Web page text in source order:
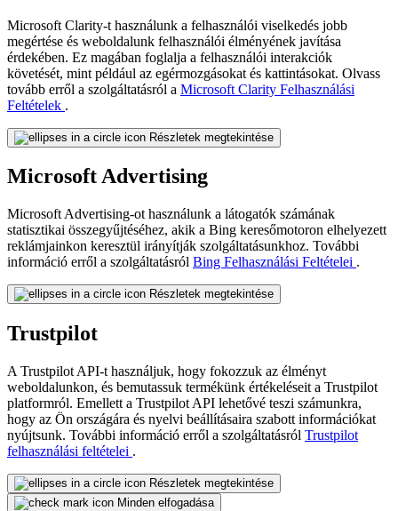
Microsoft Clarity-t használunk a felhasználói viselkedés jobb
megértése és weboldalunk felhasználói élményének javítása
érdekében. Ez magában foglalja a felhasználói interakciók
követését, mint például az egérmozgásokat és kattintásokat. Olvass
tovább erről a szolgáltatásról a Microsoft Clarity Felhasználási
Feltételek .
Részletek megtekintése
Microsoft Advertising
Microsoft Advertising-ot használunk a látogatók számának
statisztikai összegyűjtéséhez, akik a Bing keresőmotoron elhelyezett
reklámjainkon keresztül irányítják szolgáltatásunkhoz. További
információ erről a szolgáltatásról Bing Felhasználási Feltételei .
Részletek megtekintése
Trustpilot
A Trustpilot API-t használjuk, hogy fokozzuk az élményt
weboldalunkon, és bemutassuk termékünk értékeléseit a Trustpilot
platformról. Emellett a Trustpilot API lehetővé teszi számunkra,
hogy az Ön országára és nyelvi beállításaira szabott információkat
nyújtsunk. További információ erről a szolgáltatásról Trustpilot
felhasználási feltételei .
Részletek megtekintése
Minden elfogadása